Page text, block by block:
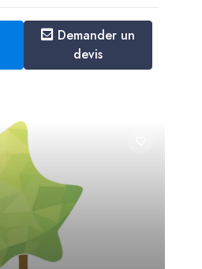
Demander un
devis